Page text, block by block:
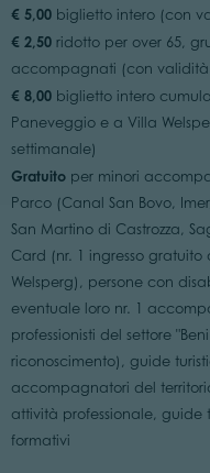
€ 5,00biglietto intero (con
€ 2,50ridotto per over 65,
accompagnati (con validità
€ 8,00 biglietto intero
Paneveggio e a Villa
settimanale)
Gratuitoper minori
Parco (Canal San Bovo,
San Martino di Castrozza,
Card (nr. 1 ingresso
Welsperg), persone con
eventuale loro nr. 1
professionisti del settore
riconoscimento), guide
accompagnatori del
attività professionale, guide
formativi